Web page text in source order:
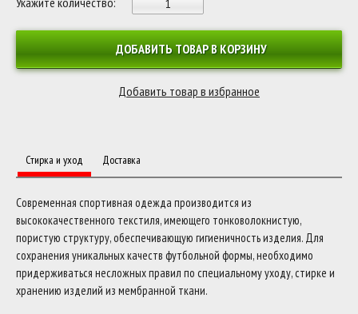
ДОБАВИТЬ ТОВАР В КОРЗИНУ
Стирка и уход Доставка
Современная спортивная одежда производится из
высококачественного текстиля, имеющего тонковолокнистую,
пористую структуру, обеспечивающую гигиеничность изделия. Для
сохранения уникальных качеств футбольной формы, необходимо
придерживаться несложных правил по специальному уходу, стирке и
хранению изделий из мембранной ткани.